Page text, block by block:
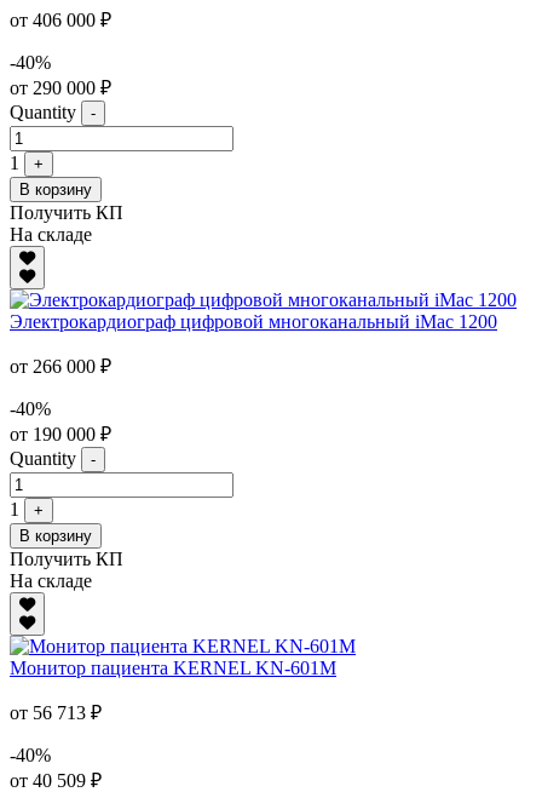
от 406 000 ₽
-40%
от 290 000 ₽
Quantity
-
1
+
В корзину
Получить КП
На складе
Электрокардиограф цифровой многоканальный iMac 1200
от 266 000 ₽
-40%
от 190 000 ₽
Quantity
-
1
+
В корзину
Получить КП
На складе
Монитор пациента KERNEL KN-601M
от 56 713 ₽
-40%
от 40 509 ₽